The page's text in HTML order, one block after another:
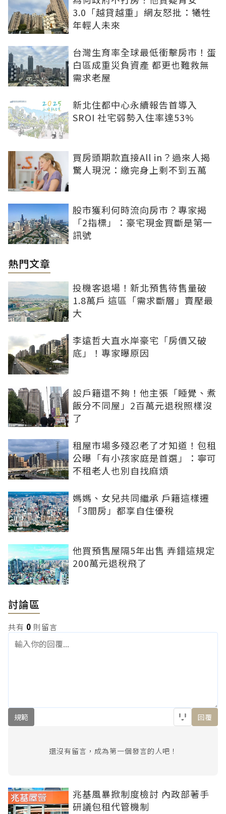
3.0「越貸越重」網友怒批：犧牲
年輕人未來
台灣生育率全球最低衝擊房市！蛋
白區成重災負資產 都更也難救無
需求老屋
新北住都中心永續報告首導入
SROI 社宅弱勢入住率達53%
買房頭期款直接All in？過來人揭
驚人現況：繳完身上剩不到五萬
股市獲利何時流向房市？專家揭
「2指標」：豪宅現金買斷是第一
訊號
熱門文章
投機客退場！新北預售待售量破
1.8萬戶 這區「需求斷層」賣壓最
大
李遠哲大直水岸豪宅「房價又破
底」！專家曝原因
設戶籍還不夠！他主張「睡覺、煮
飯分不同屋」2百萬元退稅照樣沒
了
租屋市場多殘忍老了才知道！包租
公曝「有小孩家庭是首選」：寧可
不租老人也別自找麻煩
媽媽、女兒共同繼承 戶籍這樣遷
「3間房」都享自住優稅
他買預售屋隔5年出售 弄錯這規定
200萬元退稅飛了
討論區
共有 0 則留言
規範 回覆
還沒有留言，成為第一個發言的人吧！
兆基風暴掀制度檢討 內政部著手
研議包租代管機制